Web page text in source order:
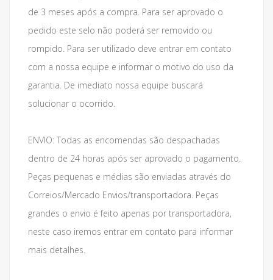
de 3 meses após a compra. Para ser aprovado o
pedido este selo não poderá ser removido ou
rompido. Para ser utilizado deve entrar em contato
com a nossa equipe e informar o motivo do uso da
garantia. De imediato nossa equipe buscará
solucionar o ocorrido.
ENVIO: Todas as encomendas são despachadas
dentro de 24 horas após ser aprovado o pagamento.
Peças pequenas e médias são enviadas através do
Correios/Mercado Envios/transportadora. Peças
grandes o envio é feito apenas por transportadora,
neste caso iremos entrar em contato para informar
mais detalhes.